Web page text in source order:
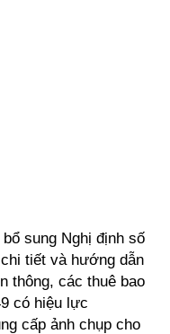
sung Nghị định số
tiết và hướng dẫn
thông, các thuê bao
có hiệu lực
cấp ảnh chụp cho